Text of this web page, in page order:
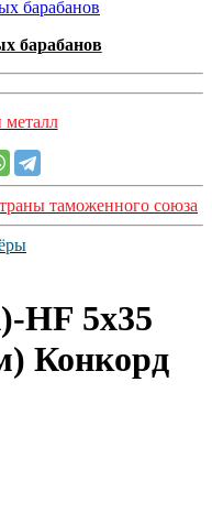
барабанов
металл
таможенного союза
HF 5х35
Конкорд